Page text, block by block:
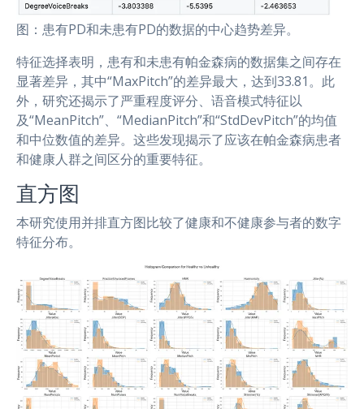
图：患有PD和未患有PD的数据的中心趋势差异。
特征选择表明，患有和未患有帕金森病的数据集之间存在
显著差异，其中“MaxPitch”的差异最大，达到33.81。此
外，研究还揭示了严重程度评分、语音模式特征以
及“MeanPitch”、“MedianPitch”和“StdDevPitch”的均值
和中位数值的差异。这些发现揭示了应该在帕金森病患者
和健康人群之间区分的重要特征。
直方图
本研究使用并排直方图比较了健康和不健康参与者的数字
特征分布。